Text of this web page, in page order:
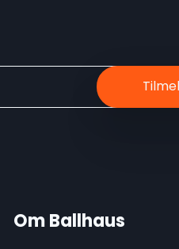
Om Ballhaus